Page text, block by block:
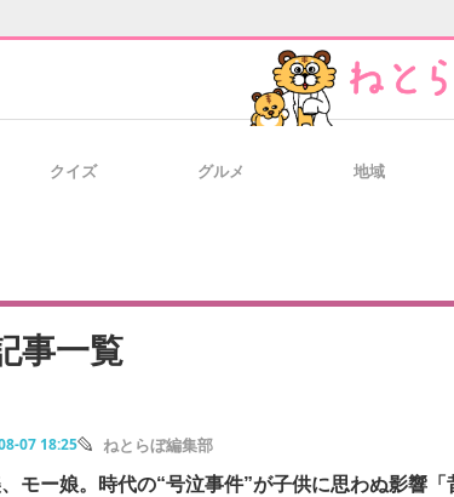
企業向けIT製品の総合サイト
クイズ グルメ 地域
事一覧
07 18:25 ねとらぼ編集部
モー娘。時代の“号泣事件”が子供に思わぬ影響「